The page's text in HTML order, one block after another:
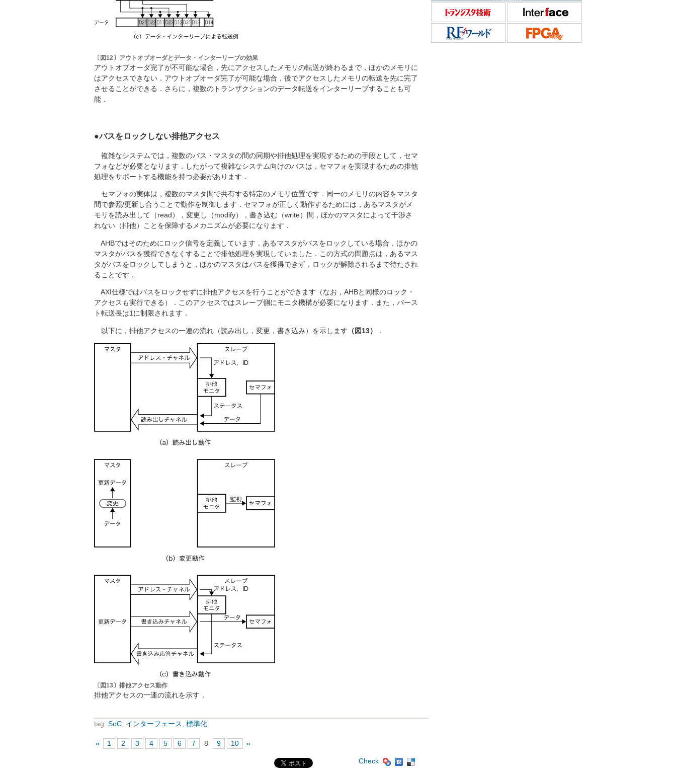
〔図12〕アウトオブオーダとデータ・インターリーブの効果
アウトオブオーダ完了が不可能な場合，先にアクセスしたメモリの転送が終わるまで，ほかのメモリに
はアクセスできない．アウトオブオーダ完了が可能な場合，後でアクセスしたメモリの転送を先に完了
させることができる．さらに，複数のトランザクションのデータ転送をインターリーブすることも可
能．
●バスをロックしない排他アクセス
複雑なシステムでは，複数のバス・マスタの間の同期や排他処理を実現するための手段として，セマ
フォなどが必要となります．したがって複雑なシステム向けのバスは，セマフォを実現するための排他
処理をサポートする機能を持つ必要があります．
セマフォの実体は，複数のマスタ間で共有する特定のメモリ位置です．同一のメモリの内容をマスタ
間で参照/更新し合うことで動作を制御します．セマフォが正しく動作するためには，あるマスタがメ
モリを読み出して（read），変更し（modify），書き込む（write）間，ほかのマスタによって干渉さ
れない（排他）ことを保障するメカニズムが必要になります．
AHBではそのためにロック信号を定義しています．あるマスタがバスをロックしている場合，ほかの
マスタがバスを獲得できなくすることで排他処理を実現していました．この方式の問題点は，あるマス
タがバスをロックしてしまうと，ほかのマスタはバスを獲得できず，ロックが解除されるまで待たされ
ることです．
AXI仕様ではバスをロックせずに排他アクセスを行うことができます（なお，AHBと同様のロック・
アクセスも実行できる）．このアクセスではスレーブ側にモニタ機構が必要になります．また，バース
ト転送長は1に制限されます．
以下に，排他アクセスの一連の流れ（読み出し，変更，書き込み）を示します （図13） ．
〔図13〕排他アクセス動作
排他アクセスの一連の流れを示す．
tag: SoC, インターフェース , 標準化
« 1 2 3 4 5 6 7 8 9 10 »
Check